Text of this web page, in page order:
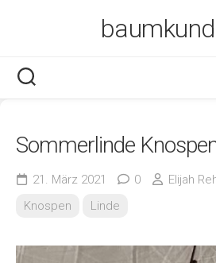
Sommerlinde
21. März 2021 0 Elijah
Knospen
Linde